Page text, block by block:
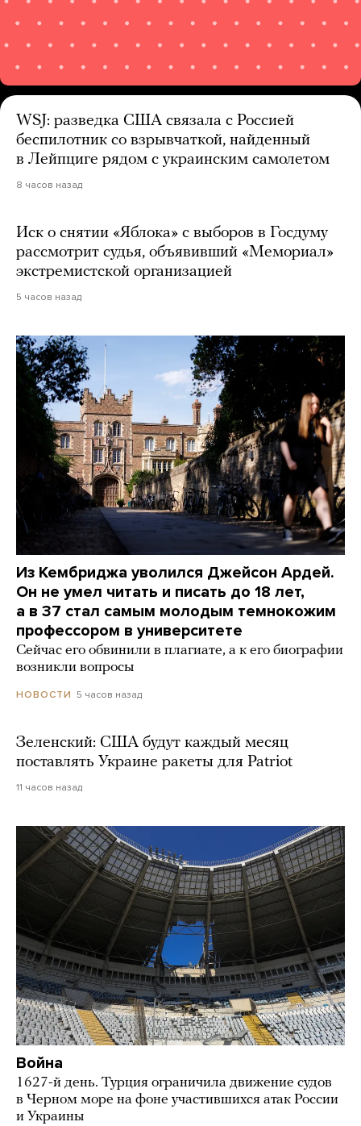
WSJ: разведка США связала с Россией
беспилотник со взрывчаткой, найденный
в Лейпциге рядом с украинским самолетом
8 часов назад
Иск о снятии «Яблока» с выборов в Госдуму
рассмотрит судья, объявивший «Мемориал»
экстремистской организацией
5 часов назад
Из Кембриджа уволился Джейсон Ардей.
Он не умел читать и писать до 18 лет,
а в 37 стал самым молодым темнокожим
профессором в университете
Сейчас его обвинили в плагиате, а к его биографии
возникли вопросы
НОВОСТИ 5 часов назад
Зеленский: США будут каждый месяц
поставлять Украине ракеты для Patriot
11 часов назад
Война
1627-й день. Турция ограничила движение судов
в Черном море на фоне участившихся атак России
и Украины